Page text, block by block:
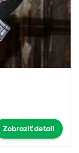
Zobraziť detail